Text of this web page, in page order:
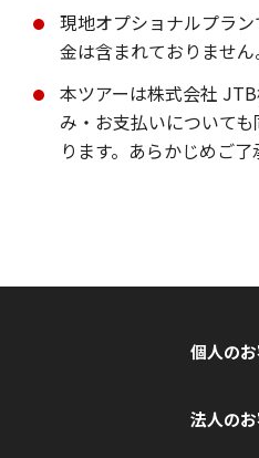
現地オプショナルプラ
金は含まれておりません
本ツアーは株式会社
み・お支払いについて
ります。あらかじめご了
個人の
法人の